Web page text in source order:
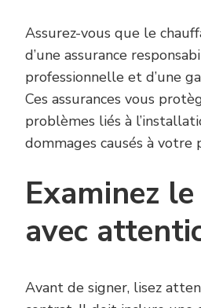
Assurez-vous que le
d’une assurance
professionnelle et d’une
Ces assurances vous
problèmes liés à
dommages causés à votre
Examinez
avec
Avant de signer, lisez